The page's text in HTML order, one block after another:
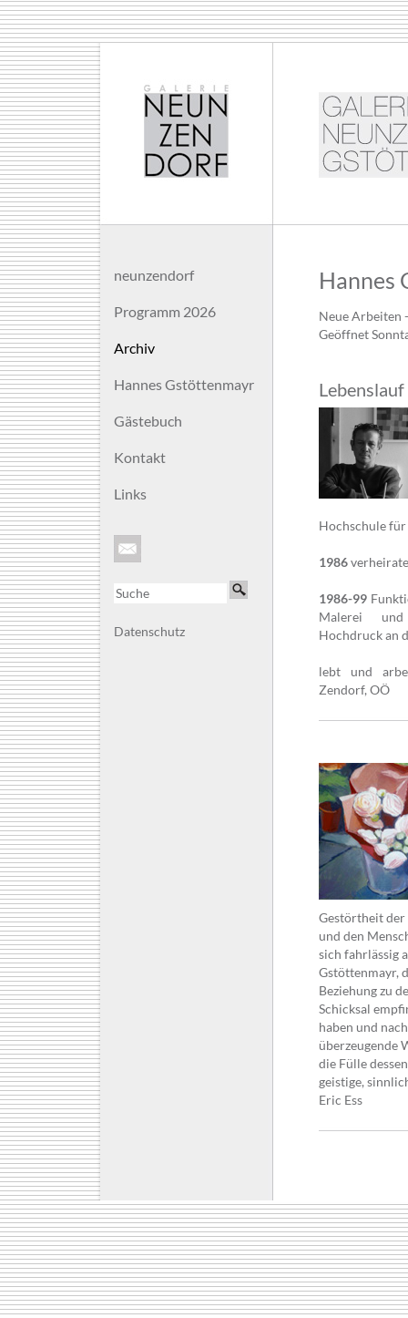
neunzendorf
Programm 2026
Archiv
Hannes Gstöttenmayr
Gästebuch
Kontakt
Links
Datenschutz
Hannes
Neue Arbeiten
Geöffnet
Lebenslauf
Hochschule
1986
1986-99
Malerei und
Hochdruck an
lebt und
Zendorf, OÖ
Gestörtheit der
und den
sich fahrlässig
Gstöttenmayr,
Beziehung zu
Schicksal
haben und
überzeugende
die Fülle
geistige,
Eric Ess